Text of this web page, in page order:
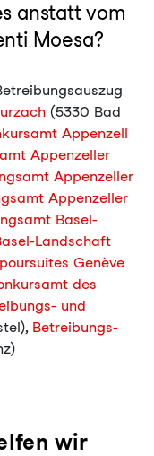
anstatt vom
Moesa?
(5330 Bad
Appenzell
Appenzeller
Appenzeller
Appenzeller
Basel-
Landschaft
Genève
des
und
Betreibungs-
wir